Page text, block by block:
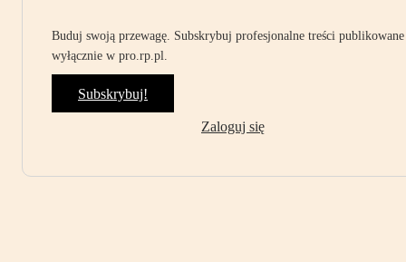
Buduj swoją przewagę. Subskrybuj profesjonalne treści publikowane
wyłącznie w pro.rp.pl.
Subskrybuj!
Zaloguj się